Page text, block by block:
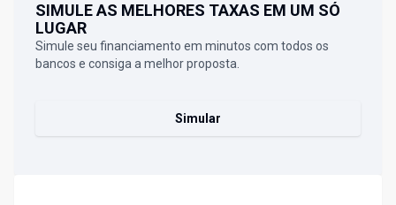
SIMULE AS MELHORES TAXAS EM UM SÓ
LUGAR
Simule seu financiamento em minutos com todos os
bancos e consiga a melhor proposta.
Simular